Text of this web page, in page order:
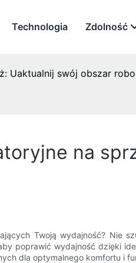
Technologia Zdolność
Uaktualnij swój obszar
na
Twoją wydajność? Nie
poprawić wydajność dzięki
dla optymalnego komfortu i